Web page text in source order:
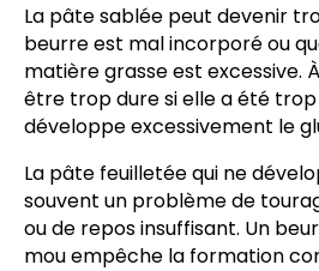
La pâte sablée peut devenir
beurre est mal incorporé ou
matière grasse est excessive.
être trop dure si elle a été
développe excessivement le
La pâte feuilletée qui ne
souvent un problème de
ou de repos insuffisant. Un
mou empêche la formation